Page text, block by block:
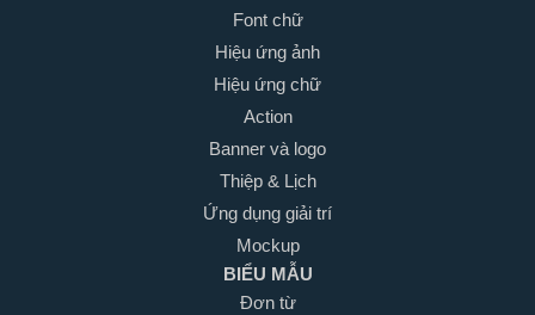
Font chữ
Hiệu ứng ảnh
Hiệu ứng chữ
Action
Banner và logo
Thiệp & Lịch
Ứng dụng giải trí
Mockup
BIỂU MẪU
Đơn từ